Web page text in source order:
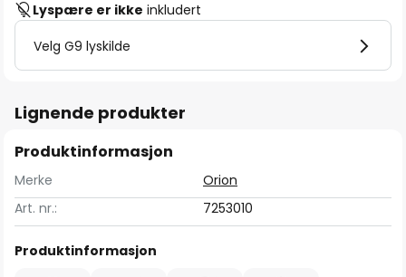
Lyspære er ikke inkludert
Velg G9 lyskilde
Lignende produkter
Produktinformasjon
Merke
Orion
Art. nr.:
7253010
Produktinformasjon